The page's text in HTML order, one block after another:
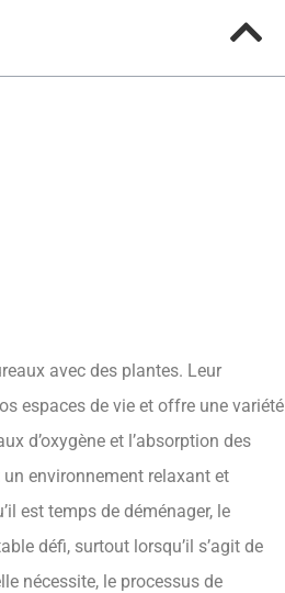
avec des plantes. Leur
espaces de vie et offre une variété
d’oxygène et l’absorption des
un environnement relaxant et
est temps de déménager, le
défi, surtout lorsqu’il s’agit de
nécessite, le processus de